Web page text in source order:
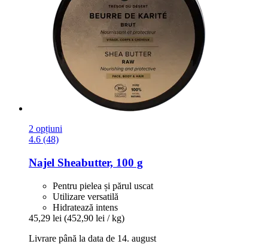
2 opțiuni
4.6 (48)
Najel Sheabutter, 100 g
Pentru pielea și părul uscat
Utilizare versatilă
Hidratează intens
45,29 lei (452,90 lei / kg)
Livrare până la data de 14. august